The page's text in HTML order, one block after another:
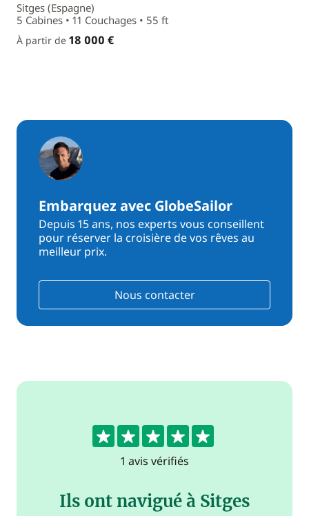
Sitges (Espagne)
5 Cabines • 11 Couchages • 55 ft
À partir de 18 000 €
Embarquez avec GlobeSailor
Depuis 15 ans, nos experts vous conseillent
pour réserver la croisière de vos rêves au
meilleur prix.
Nous contacter
5
1 avis vérifiés
Ils ont navigué à Sitges